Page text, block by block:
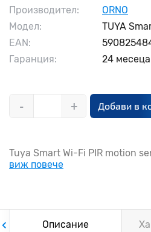
Производител:
ORNO
Модел:
TUYA
EAN:
Гаранция:
24 месеца
- + Добави в
Tuya Smart Wi-Fi PIR motion
виж повече
Описание